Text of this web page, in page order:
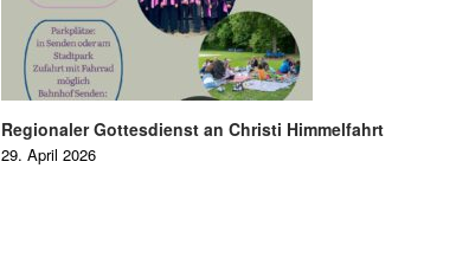
Regionaler Gottesdienst an Christi Himmelfahrt
29. April 2026